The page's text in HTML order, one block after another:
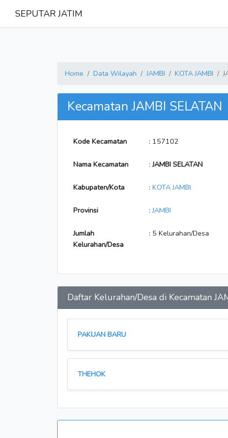
SEPUTAR JATIM
Home Data Wilayah JAMBI KOTA JAMBI
Kecamatan JAMBI SELATAN
Kode Kecamatan : 157102
Nama Kecamatan :JAMBI SELATAN
Kabupaten/Kota : KOTA JAMBI
Provinsi :JAMBI
Jumlah
Kelurahan/Desa
: 5 Kelurahan/Desa
Daftar Kelurahan/Desa di Kecamatan
PAKUAN BARU
THEHOK